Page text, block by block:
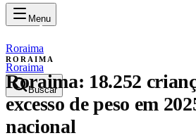
Menu
maisroraima
mais
Roraima
Buscar
Roraima
RORAIMA
Roraima: 18.252
excesso de peso em
nacional